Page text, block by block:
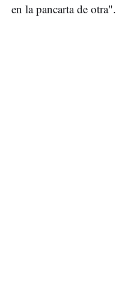
en la pancarta de otra".